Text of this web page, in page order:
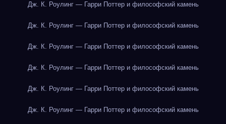
Дж. К. Роулинг — Гарри Поттер и философский камень
Дж. К. Роулинг — Гарри Поттер и философский камень
Дж. К. Роулинг — Гарри Поттер и философский камень
Дж. К. Роулинг — Гарри Поттер и философский камень
Дж. К. Роулинг — Гарри Поттер и философский камень
Дж. К. Роулинг — Гарри Поттер и философский камень